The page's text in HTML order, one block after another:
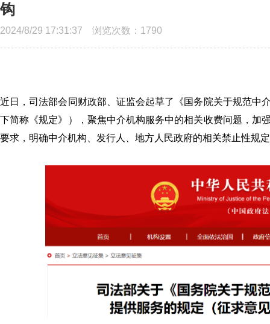
钩
2024/8/29 17:31:37 浏览次数： 1790
近日，司法部会同财政部、证监会起草了《国务院关于规范中
下简称《规定》），聚焦中介机构服务中的相关收费问题，加
要求，明确中介机构、发行人、地方人民政府的相关禁止性规